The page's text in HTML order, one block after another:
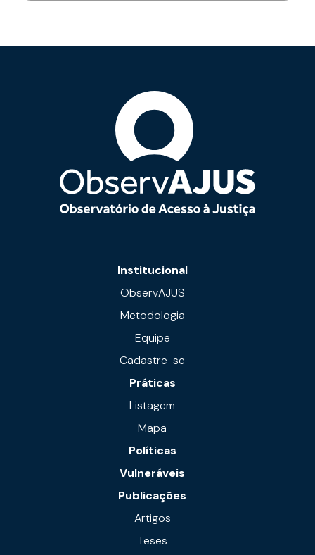
Institucional
ObservAJUS
Metodologia
Equipe
Cadastre-se
Práticas
Listagem
Mapa
Políticas
Vulneráveis
Publicações
Artigos
Teses